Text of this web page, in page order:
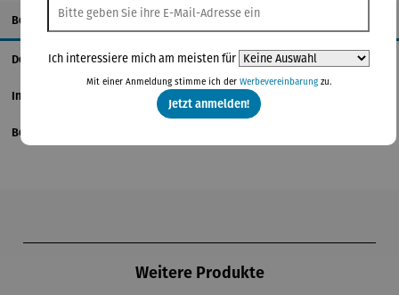
Beschreibung
Details
Informationen zum Hersteller
Bewertungen
Weitere Produkte
Ich interessiere mich am meisten für
Mit einer Anmeldung stimme ich der Werbevereinbarungzu.
Jetzt anmelden!